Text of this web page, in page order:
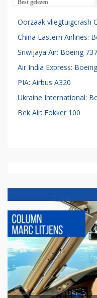
Best gelezen
Oorzaak vliegtuigcrash
China Eastern Airlines:
Sriwijaya Air: Boeing
Air India Express:
PIA: Airbus A320
Ukraine International:
Bek Air: Fokker 100